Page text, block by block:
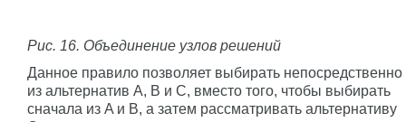
Рис. 16. Объединение узлов решений
Данное правило позволяет выбирать непосредственно
из альтернатив A, B и C, вместо того, чтобы выбирать
сначала из A и B, а затем рассматривать альтернативу